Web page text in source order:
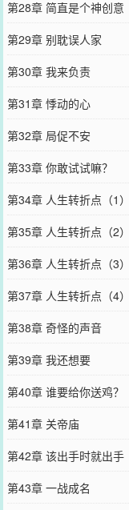
第28章 简直是个神创意
第29章 别耽误人家
第30章 我来负责
第31章 悸动的心
第32章 局促不安
第33章 你敢试试嘛？
第34章 人生转折点（1）
第35章 人生转折点（2）
第36章 人生转折点（3）
第37章 人生转折点（4）
第38章 奇怪的声音
第39章 我还想要
第40章 谁要给你送鸡？
第41章 关帝庙
第42章 该出手时就出手
第43章 一战成名